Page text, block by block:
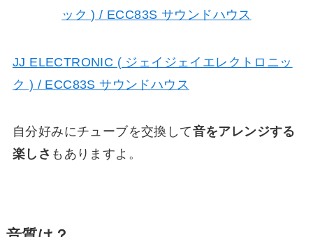
JJ ELECTRONIC ( ジェイジェイエレクトロニッ
ク ) / ECC83S サウンドハウス
自分好みにチューブを交換して音をアレンジする
楽しさ もありますよ。